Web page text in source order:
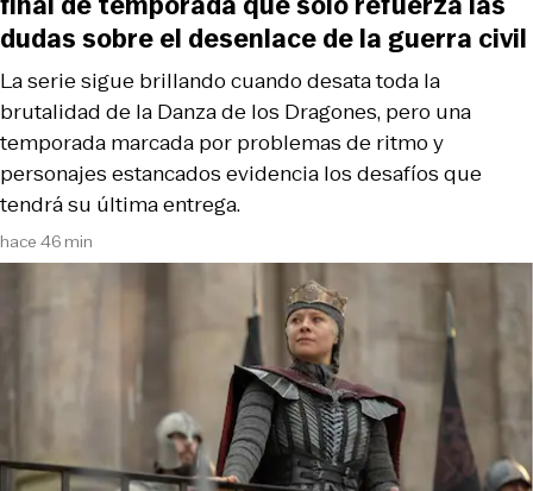
hace 46 min
La serie sigue brillando cuando desata toda la
brutalidad de la Danza de los Dragones, pero una
temporada marcada por problemas de ritmo y
personajes estancados evidencia los desafíos que
tendrá su última entrega.
dudas sobre el desenlace de la guerra civil